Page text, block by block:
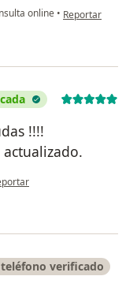
online • en opinión del
Reportar
!!!!
opinión del usuario Cuenta
verificado